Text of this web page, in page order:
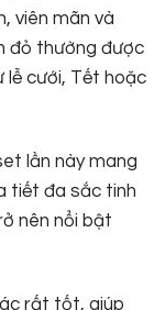
viên mãn và
đỏ thường được
lễ cưới, Tết hoặc
lần này mang
tiết đa sắc tinh
nên nổi bật
rất tốt, giúp